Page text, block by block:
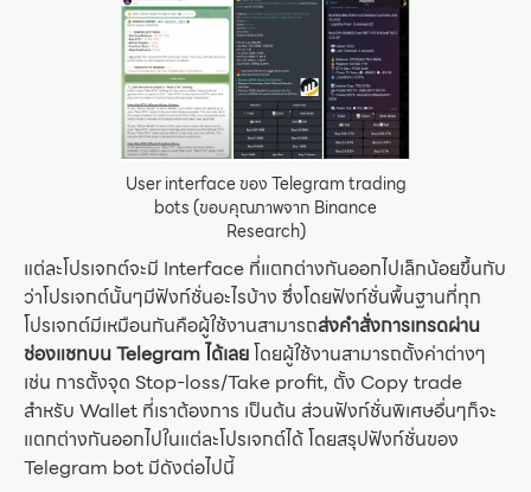
User interface ของ Telegram trading
bots (ขอบคุณภาพจาก Binance
Research)
แต่ละโปรเจกต์จะมี Interface ที่แตกต่างกันออกไปเล็กน้อยขึ้นกับ
ว่าโปรเจกต์นั้นๆมีฟังก์ชั่นอะไรบ้าง ซึ่งโดยฟังก์ชั่นพื้นฐานที่ทุก
โปรเจกต์มีเหมือนกันคือผู้ใช้งานสามารถส่งคำสั่งการเทรดผ่าน
ช่องแชทบน Telegram ได้เลยโดยผู้ใช้งานสามารถตั้งค่าต่างๆ
เช่น การตั้งจุด Stop-loss/Take profit, ตั้ง Copy trade
สำหรับ Wallet ที่เราต้องการ เป็นต้น ส่วนฟังก์ชั่นพิเศษอื่นๆก็จะ
แตกต่างกันออกไปในแต่ละโปรเจกต์ได้ โดยสรุปฟังก์ชั่นของ
Telegram bot มีดังต่อไปนี้